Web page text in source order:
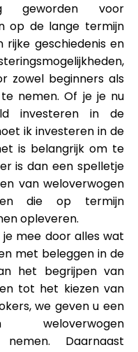
op
geworden voor
op de lange termijn
geschiedenis en
zowel beginners als
nemen. Of je je nu
investeren in de
ik investeren in de
is belangrijk om te
is dan een spelletje
van weloverwogen
die op termijn
opleveren.
mee door alles wat
met beleggen in de
het begrijpen van
tot het kiezen van
we geven u een
nemen. Daarnaast